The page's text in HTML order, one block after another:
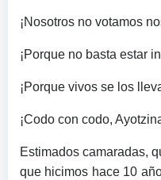
¡Nosotros no votamos
¡Porque no basta estar
¡Porque vivos se los
¡Codo con codo,
Estimados camaradas,
que hicimos hace 10